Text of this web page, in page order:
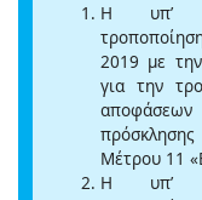
Η υπ’
2019 με την
για την
αποφάσεων
Μέτρου 11
Η υπ’